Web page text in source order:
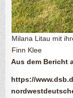
Milana Litau mit
Finn Klee
Aus dem Bericht
https://